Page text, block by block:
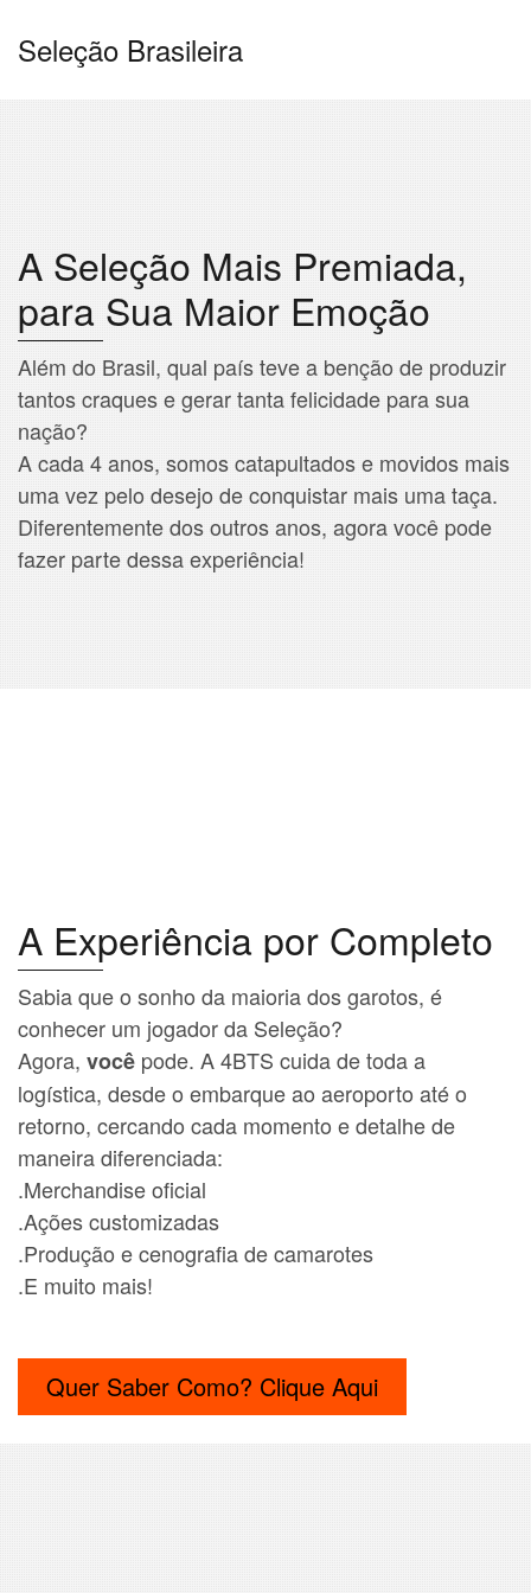
Seleção Brasileira
A Seleção Mais Premiada,
para Sua Maior Emoção
Além do Brasil, qual país teve a benção de produzir
tantos craques e gerar tanta felicidade para sua
nação?
A cada 4 anos, somos catapultados e movidos mais
uma vez pelo desejo de conquistar mais uma taça.
Diferentemente dos outros anos, agora você pode
fazer parte dessa experiência!
A Experiência por Completo
Sabia que o sonho da maioria dos garotos, é
conhecer um jogador da Seleção?
Agora, você pode. A 4BTS cuida de toda a
logística, desde o embarque ao aeroporto até o
retorno, cercando cada momento e detalhe de
maneira diferenciada:
.Merchandise oficial
.Ações customizadas
.Produção e cenografia de camarotes
.E muito mais!
Quer Saber Como? Clique Aqui